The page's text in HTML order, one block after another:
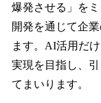
爆発させる」を
開発を通じて企
ます。AI活用だ
実現を目指し、
てまいります。